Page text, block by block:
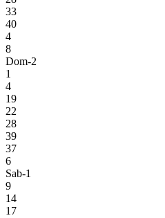
33
40
4
8
Dom-2
1
4
19
22
28
39
37
6
Sab-1
9
14
17